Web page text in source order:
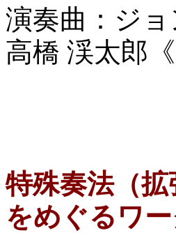
演奏曲：ジ
高橋 渓太郎
特殊奏法（拡
をめぐるワ